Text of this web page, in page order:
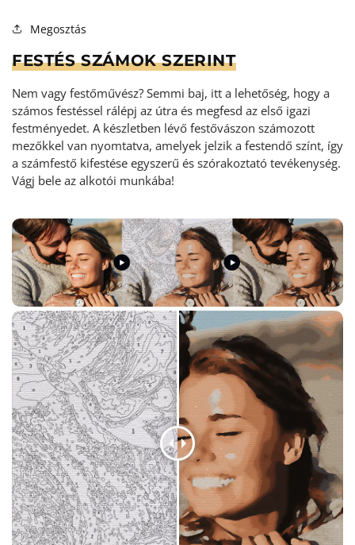
Megosztás
FESTÉS SZÁMOK SZERINT
Nem vagy festőművész? Semmi baj, itt a lehetőség, hogy a
számos festéssel rálépj az útra és megfesd az első igazi
festményedet. A készletben lévő festővászon számozott
mezőkkel van nyomtatva, amelyek jelzik a festendő színt, így
a számfestő kifestése egyszerű és szórakoztató tevékenység.
Vágj bele az alkotói munkába!